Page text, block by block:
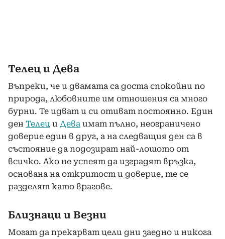
Телец и Дева
Въпреки, че и двамата са доста спокойни по
природа, любовните им отношения са много
бурни. Те идват и си отиват постоянно. Един
ден Телец и Дева имат пълно, неограничено
доверие един в друг, а на следващия ден са в
състояние да подозират най-лошото от
всичко. Ако не успеят да изградят връзка,
основана на откритост и доверие, те се
разделят като врагове.
Близнаци и Везни
Могат да прекарват цели дни заедно и никога